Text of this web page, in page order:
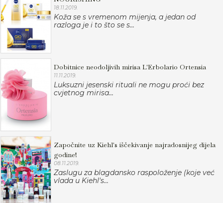
18.11.2019.
Koža se s vremenom mijenja, a jedan od
razloga je i to što se s...
Dobitnice neodoljivih mirisa L'Erbolario Ortensia
11.11.2019.
Luksuzni jesenski rituali ne mogu proći bez
cvjetnog mirisa...
Započnite uz Kiehl's iščekivanje najradosnijeg dijela
godine!
08.11.2019.
Zaslugu za blagdansko raspoloženje (koje već
vlada u Kiehl's...